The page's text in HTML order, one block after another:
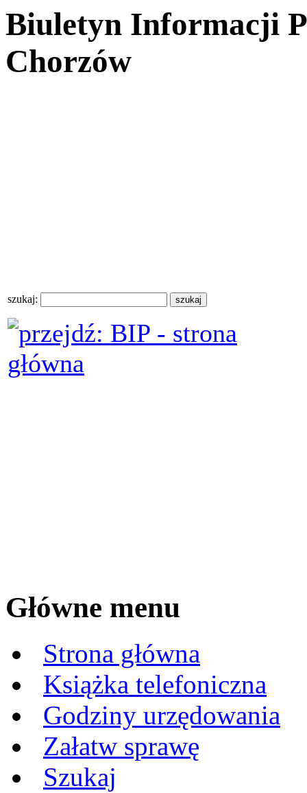
Biuletyn Informacji
Chorzów
szukaj:
Główne menu
Strona główna
Książka telefoniczna
Godziny urzędowania
Załatw sprawę
Szukaj